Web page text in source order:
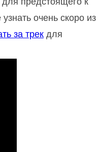
очень скоро из
за трек для